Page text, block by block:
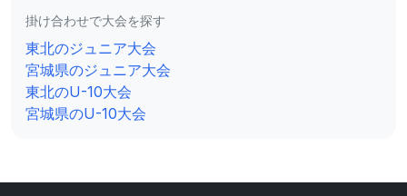
掛け合わせで大会を探す
東北のジュニア大会
宮城県のジュニア大会
東北のU-10大会
宮城県のU-10大会